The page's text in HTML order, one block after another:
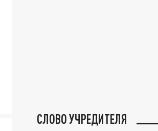
СЛОВО УЧРЕДИТЕЛЯ